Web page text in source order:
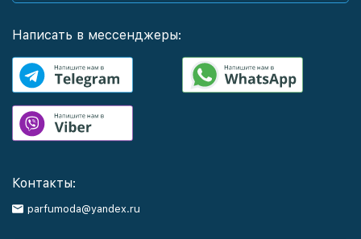
Написать в мессенджеры:
Контакты:
parfumoda@yandex.ru